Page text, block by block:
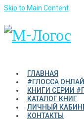
Skip to Main Content
ГЛАВНАЯ
#ГЛОССА
КНИГИ СЕРИИ
КАТАЛОГ КНИГ
ЛИЧНЫЙ
КОНТАКТЫ